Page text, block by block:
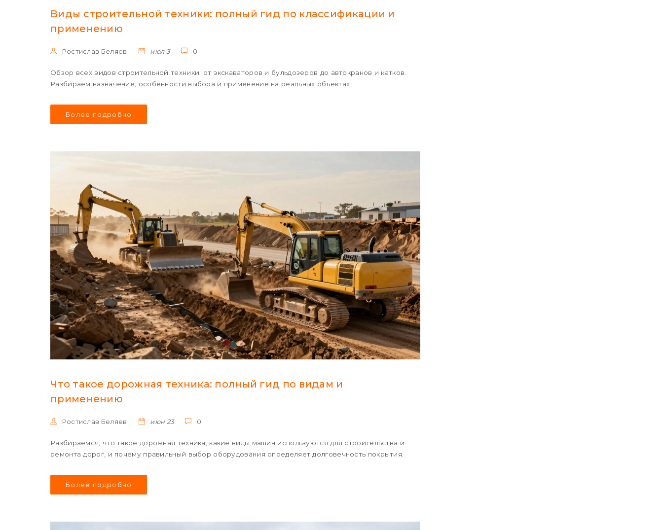
Виды строительной техники: полный гид по классификации и
применению
Ростислав Беляев июл 3 0
Обзор всех видов строительной техники: от экскаваторов и бульдозеров до автокранов и катков.
Разбираем назначение, особенности выбора и применение на реальных объектах.
Более подробно
Что такое дорожная техника: полный гид по видам и
применению
Ростислав Беляев июн 23 0
Разбираемся, что такое дорожная техника, какие виды машин используются для строительства и
ремонта дорог, и почему правильный выбор оборудования определяет долговечность покрытия.
Более подробно